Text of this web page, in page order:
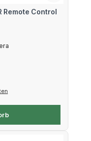
Remote Control